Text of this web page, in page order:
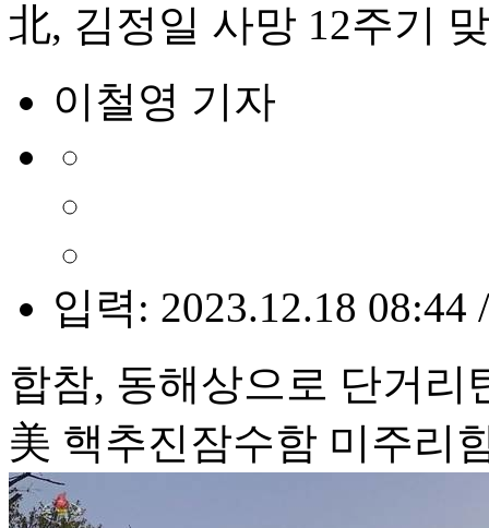
北, 김정일 사망 12주기
이철영 기자
입력: 2023.12.18 08:44
합참, 동해상으로 단거리
美 핵추진잠수함 미주리